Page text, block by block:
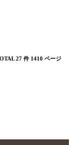
27 件 1410 ページ